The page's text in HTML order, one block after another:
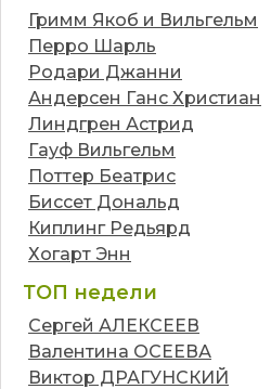
Гримм Якоб и Вильгельм
Перро Шарль
Родари Джанни
Андерсен Ганс Христиан
Линдгрен Астрид
Гауф Вильгельм
Поттер Беатрис
Биссет Дональд
Киплинг Редьярд
Хогарт Энн
ТОП недели
Сергей АЛЕКСЕЕВ
Валентина ОСЕЕВА
Виктор ДРАГУНСКИЙ